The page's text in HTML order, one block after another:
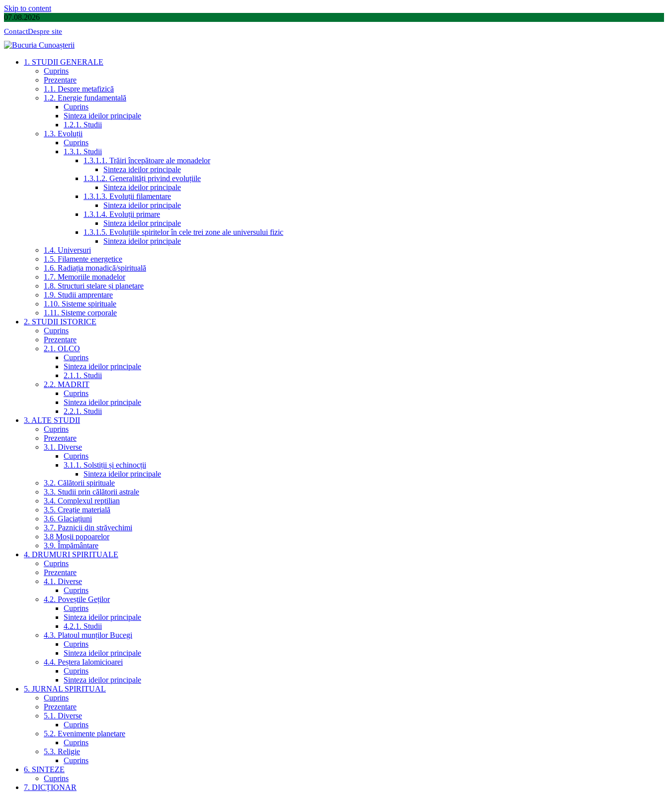
Skip to content
07.08.2026
ContactDespre site
1. STUDII GENERALE
Cuprins
Prezentare
1.1. Despre metafizică
1.2. Energie fundamentală
Cuprins
Sinteza ideilor principale
1.2.1. Studii
1.3. Evoluții
Cuprins
1.3.1. Studii
1.3.1.1. Trăiri începătoare ale monadelor
Sinteza ideilor principale
1.3.1.2. Generalități privind evoluțiile
Sinteza ideilor principale
1.3.1.3. Evoluții filamentare
Sinteza ideilor principale
1.3.1.4. Evoluții primare
Sinteza ideilor principale
1.3.1.5. Evoluțiile spiritelor în cele trei zone ale universului fizic
Sinteza ideilor principale
1.4. Universuri
1.5. Filamente energetice
1.6. Radiația monadică/spirituală
1.7. Memoriile monadelor
1.8. Structuri stelare și planetare
1.9. Studii amprentare
1.10. Sisteme spirituale
1.11. Sisteme corporale
2. STUDII ISTORICE
Cuprins
Prezentare
2.1. OLCO
Cuprins
Sinteza ideilor principale
2.1.1. Studii
2.2. MADRIT
Cuprins
Sinteza ideilor principale
2.2.1. Studii
3. ALTE STUDII
Cuprins
Prezentare
3.1. Diverse
Cuprins
3.1.1. Solstiții și echinocții
Sinteza ideilor principale
3.2. Călătorii spirituale
3.3. Studii prin călătorii astrale
3.4. Complexul reptilian
3.5. Creație materială
3.6. Glaciațiuni
3.7. Paznicii din străvechimi
3.8 Moșii popoarelor
3.9. Împământare
4. DRUMURI SPIRITUALE
Cuprins
Prezentare
4.1. Diverse
Cuprins
4.2. Poveștile Geților
Cuprins
Sinteza ideilor principale
4.2.1. Studii
4.3. Platoul munților Bucegi
Cuprins
Sinteza ideilor principale
4.4. Peștera Ialomicioarei
Cuprins
Sinteza ideilor principale
5. JURNAL SPIRITUAL
Cuprins
Prezentare
5.1. Diverse
Cuprins
5.2. Evenimente planetare
Cuprins
5.3. Religie
Cuprins
6. SINTEZE
Cuprins
7. DICȚIONAR